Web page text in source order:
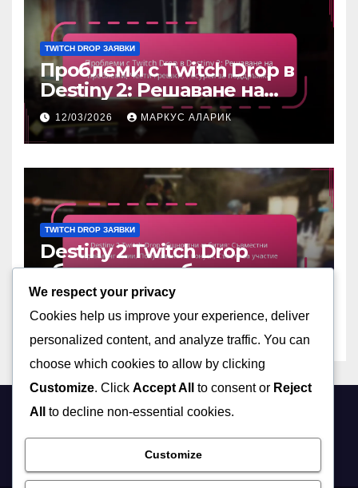
TWITCH DROP ЗАЯВКИ
Проблеми с Twitch Drop в
Destiny 2: Решаване на
проблеми, Чести грешки,
Ресурси за поддръжка
12/03/2026 МАРКУС АЛАРИК
TWITCH DROP ЗАЯВКИ
Destiny 2 Twitch Drop
общностни събития:
Съвместни стрийминг
сесии, Получаване на
бонуси, Съвети за участие
11/03/2026 МАРКУС АЛАРИК
culinair.net
We respect your privacy
Cookies help us improve your experience, deliver
personalized content, and analyze traffic. You can
choose which cookies to allow by clicking
Customize. Click Accept All to consent or Reject
All
to decline non-essential cookies.
Customize